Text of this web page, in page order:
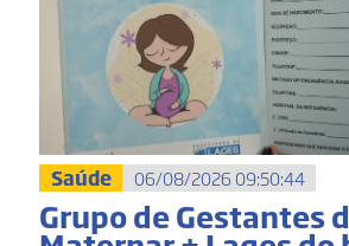
Saúde 06/08/2026 09:50:44
Grupo de Gestantes